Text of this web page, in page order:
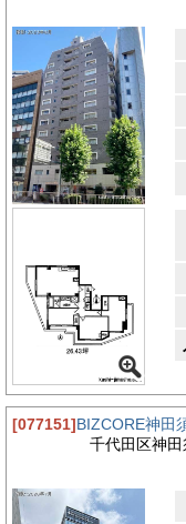
[077151]BIZCORE神田
千代田区神